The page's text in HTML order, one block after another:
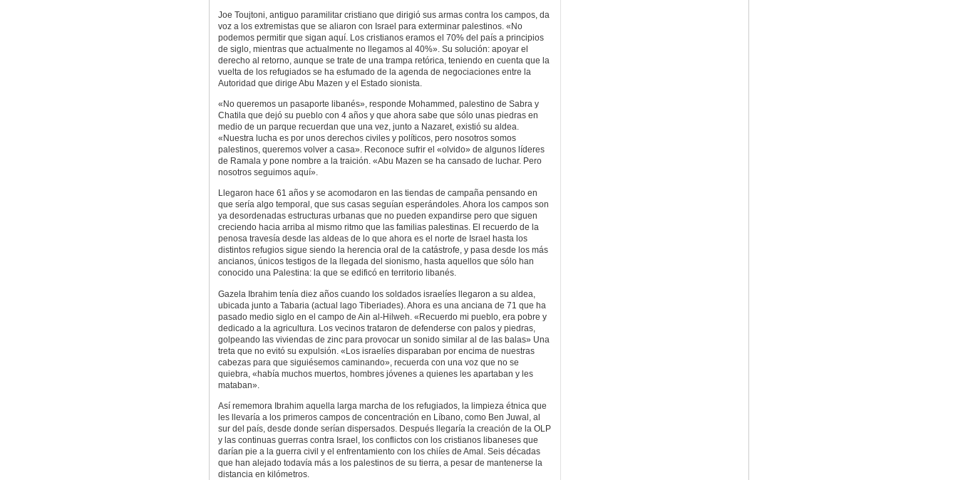
Joe Toujtoni, antiguo paramilitar cristiano que dirigió sus armas contra los campos, da
voz a los extremistas que se aliaron con Israel para exterminar palestinos. «No
podemos permitir que sigan aquí. Los cristianos eramos el 70% del país a principios
de siglo, mientras que actualmente no llegamos al 40%». Su solución: apoyar el
derecho al retorno, aunque se trate de una trampa retórica, teniendo en cuenta que la
vuelta de los refugiados se ha esfumado de la agenda de negociaciones entre la
Autoridad que dirige Abu Mazen y el Estado sionista.
«No queremos un pasaporte libanés», responde Mohammed, palestino de Sabra y
Chatila que dejó su pueblo con 4 años y que ahora sabe que sólo unas piedras en
medio de un parque recuerdan que una vez, junto a Nazaret, existió su aldea.
«Nuestra lucha es por unos derechos civiles y políticos, pero nosotros somos
palestinos, queremos volver a casa». Reconoce sufrir el «olvido» de algunos líderes
de Ramala y pone nombre a la traición. «Abu Mazen se ha cansado de luchar. Pero
nosotros seguimos aquí».
Llegaron hace 61 años y se acomodaron en las tiendas de campaña pensando en
que sería algo temporal, que sus casas seguían esperándoles. Ahora los campos son
ya desordenadas estructuras urbanas que no pueden expandirse pero que siguen
creciendo hacia arriba al mismo ritmo que las familias palestinas. El recuerdo de la
penosa travesía desde las aldeas de lo que ahora es el norte de Israel hasta los
distintos refugios sigue siendo la herencia oral de la catástrofe, y pasa desde los más
ancianos, únicos testigos de la llegada del sionismo, hasta aquellos que sólo han
conocido una Palestina: la que se edificó en territorio libanés.
Gazela Ibrahim tenía diez años cuando los soldados israelíes llegaron a su aldea,
ubicada junto a Tabaria (actual lago Tiberiades). Ahora es una anciana de 71 que ha
pasado medio siglo en el campo de Ain al-Hilweh. «Recuerdo mi pueblo, era pobre y
dedicado a la agricultura. Los vecinos trataron de defenderse con palos y piedras,
golpeando las viviendas de zinc para provocar un sonido similar al de las balas» Una
treta que no evitó su expulsión. «Los israelíes disparaban por encima de nuestras
cabezas para que siguiésemos caminando», recuerda con una voz que no se
quiebra, «había muchos muertos, hombres jóvenes a quienes les apartaban y les
mataban».
Así rememora Ibrahim aquella larga marcha de los refugiados, la limpieza étnica que
les llevaría a los primeros campos de concentración en Líbano, como Ben Juwal, al
sur del país, desde donde serían dispersados. Después llegaría la creación de la OLP
y las continuas guerras contra Israel, los conflictos con los cristianos libaneses que
darían pie a la guerra civil y el enfrentamiento con los chiíes de Amal. Seis décadas
que han alejado todavía más a los palestinos de su tierra, a pesar de mantenerse la
distancia en kilómetros.